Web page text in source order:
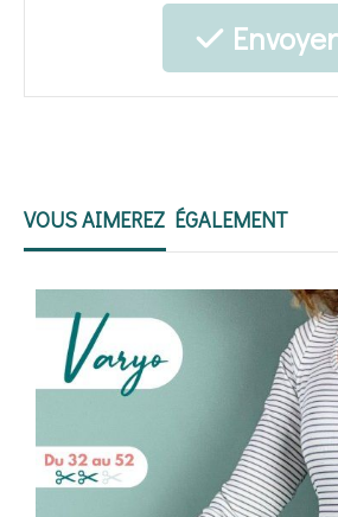
Envoyer
VOUS AIMEREZ ÉGALEMENT